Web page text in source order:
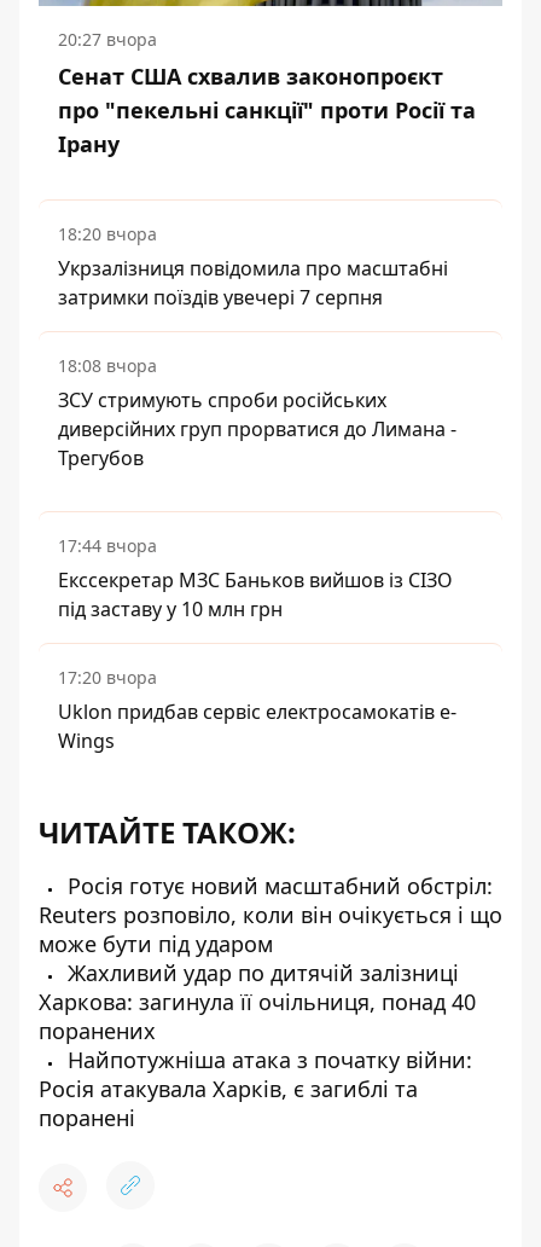
20:27 вчора
Сенат США схвалив законопроєкт
про "пекельні санкції" проти Росії та
Ірану
18:20 вчора
Укрзалізниця повідомила про масштабні
затримки поїздів увечері 7 серпня
18:08 вчора
ЗСУ стримують спроби російських
диверсійних груп прорватися до Лимана -
Трегубов
17:44 вчора
Екссекретар МЗС Баньков вийшов із СІЗО
під заставу у 10 млн грн
17:20 вчора
Uklon придбав сервіс електросамокатів e-
Wings
ЧИТАЙТЕ ТАКОЖ:
Росія готує новий масштабний обстріл:
Reuters розповіло, коли він очікується і що
може бути під ударом
Жахливий удар по дитячій залізниці
Харкова: загинула її очільниця, понад 40
поранених
Найпотужніша атака з початку війни:
Росія атакувала Харків, є загиблі та
поранені